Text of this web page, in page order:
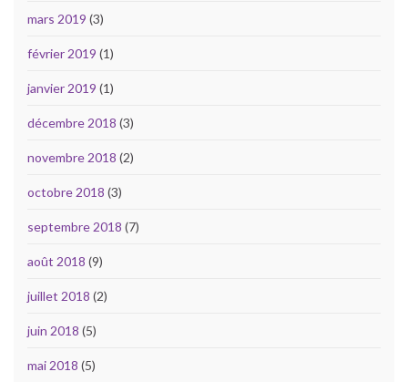
mars 2019 (3)
février 2019 (1)
janvier 2019 (1)
décembre 2018 (3)
novembre 2018 (2)
octobre 2018 (3)
septembre 2018 (7)
août 2018 (9)
juillet 2018 (2)
juin 2018 (5)
mai 2018 (5)